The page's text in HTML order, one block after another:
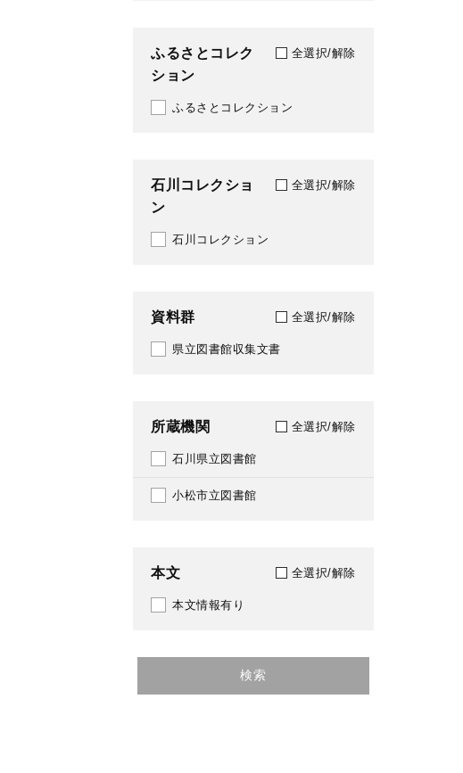
1987
1989
1991
1993
1994
1996
1997
1998
2000
2001
911
913
923
ふるさとコレク
ション
全選択/解除
ふるさとコレクション
石川コレクショ
ン
全選択/解除
石川コレクション
資料群 全選択/解除
県立図書館収集文書
所蔵機関 全選択/解除
石川県立図書館
小松市立図書館
本文 全選択/解除
本文情報有り
検索